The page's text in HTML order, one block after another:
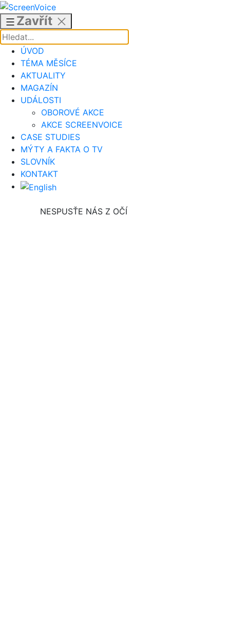
Přejít
obsahu
Zavřít
ÚVOD
TÉMA MĚSÍCE
AKTUALITY
MAGAZÍN
UDÁLOSTI
OBOROVÉ AKCE
AKCE SCREENVOICE
CASE STUDIES
MÝTY A FAKTA O TV
SLOVNÍK
KONTAKT
NESPUSŤE NÁS Z OČÍ